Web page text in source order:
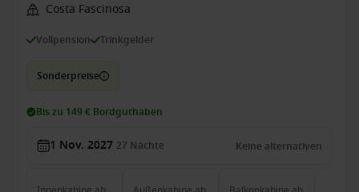
Costa Fascinosa
Vollpension Trinkgelder
Sonderpreise
Bis zu 149 € Bordguthaben
1 Nov. 2027 27 Nächte Keine alternativen